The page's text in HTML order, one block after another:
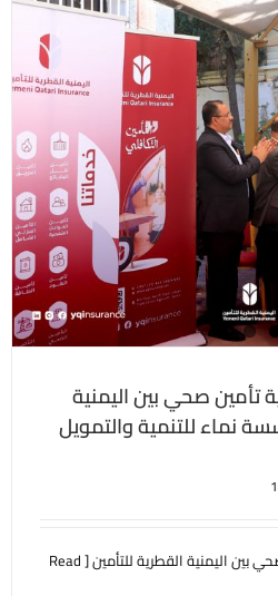
تأمين صحي بين اليمنية
نماء للتنمية والتمويل
جانب من توقيع اتفاقية تأمين صحي بين اليمنية القطرية للتأمين [ Read